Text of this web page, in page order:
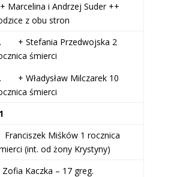
Marcelina i Andrzej Suder ++
z obu stron
+ Stefania Przedwojska 2
śmierci
+ Władysław Milczarek 10
śmierci
Franciszek Miśków 1 rocznica
(int. od żony Krystyny)
Zofia Kaczka – 17 greg.